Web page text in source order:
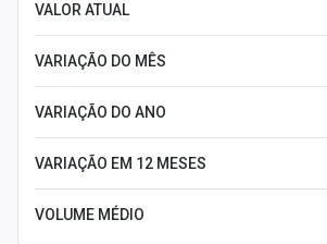
VALOR ATUAL
VARIAÇÃO DO MÊS
VARIAÇÃO DO ANO
VARIAÇÃO EM 12 MESES
VOLUME MÉDIO